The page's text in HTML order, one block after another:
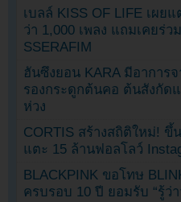
เบลล์ KISS OF LIFE เผย
ว่า 1,000 เพลง แถมเคยร่ว
SSERAFIM
ฮันซึงยอน KARA มีอาการ
รองกระดูกต้นคอ ต้นสังกัด
ห่วง
CORTIS สร้างสถิติใหม่! ขึ้
แตะ 15 ล้านฟอลโลว์
BLACKPINK ขอโทษ
ครบรอบ 10 ปี ยอมรับ “รู้ว่